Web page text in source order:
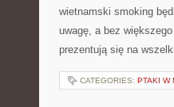
wietnamski smoking
uwagę, a bez
prezentują się na
CATEGORIES: PTAKI W